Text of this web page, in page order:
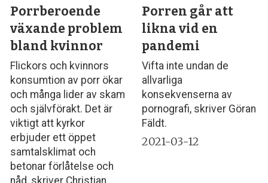
Porrberoende
växande problem
bland kvinnor
Flickors och kvinnors
konsumtion av porr ökar
och många lider av skam
och självförakt. Det är
viktigt att kyrkor
erbjuder ett öppet
samtalsklimat och
betonar förlåtelse och
nåd, skriver Christian
Porren går att
likna vid en
pandemi
Vifta inte undan de
allvarliga
konsekvenserna av
pornografi, skriver Göran
Fäldt.
2021-03-12